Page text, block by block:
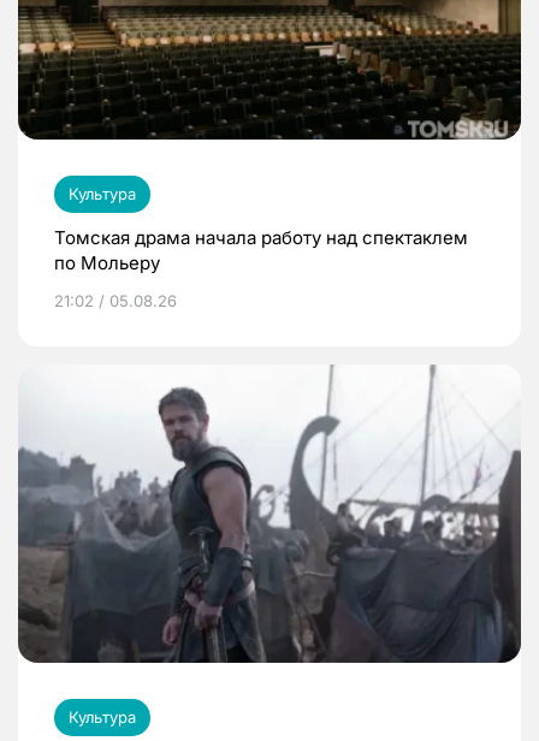
Культура
Томская драма начала работу над спектаклем
по Мольеру
21:02 / 05.08.26
Культура